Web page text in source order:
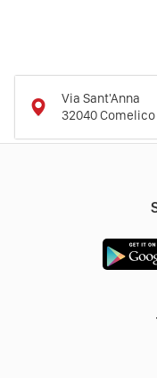
Via Sant'Anna
32040Comelico